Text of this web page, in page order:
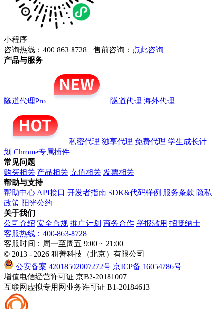
小程序
咨询热线：400-863-8728
售前咨询： 点此咨询
产品与服务
隧道代理Pro 隧道代理 海外代理
私密代理 独享代理 免费代理 学生成长计
划 Chrome专属插件
常见问题
购买相关 产品相关 充值相关 发票相关
帮助与支持
帮助中心 API接口 开发者指南 SDK&代码样例 服务条款 隐私
政策 阳光公约
关于我们
公司介绍 安全合规 推广计划 商务合作 举报滥用 招贤纳士
客服热线：400-863-8728
客服时间：周一至周五 9:00 ~ 21:00
© 2013 - 2026 积善科技（北京）有限公司
公安备案 42018502007272号 京ICP备 16054786号
增值电信经营许可证 京B2-20181007
互联网虚拟专用网业务许可证 B1-20184613